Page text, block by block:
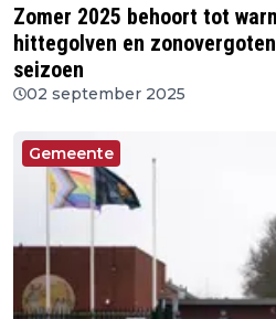
Zomer 2025 behoort tot
hittegolven en
seizoen
02 september 2025
Gemeente